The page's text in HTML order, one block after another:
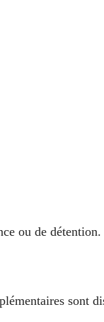
ou de détention.
sont